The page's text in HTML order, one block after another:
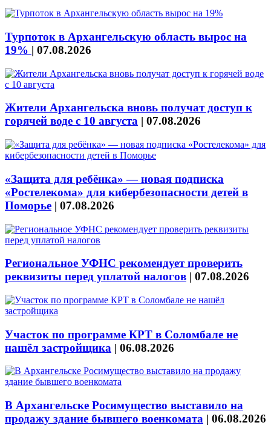
Турпоток в Архангельскую область вырос на
19% | 07.08.2026
Жители Архангельска вновь получат доступ к
горячей воде с 10 августа | 07.08.2026
«Защита для ребёнка» — новая подписка
«Ростелекома» для кибербезопасности детей в
Поморье | 07.08.2026
Региональное УФНС рекомендует проверить
реквизиты перед уплатой налогов | 07.08.2026
Участок по программе КРТ в Соломбале не
нашёл застройщика | 06.08.2026
В Архангельске Росимущество выставило на
продажу здание бывшего военкомата | 06.08.2026